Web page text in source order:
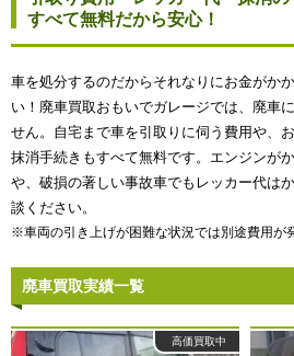
すべて無料だから安心！
車を処分するのだからそれなりにお金がか
い！廃車買取おもいでガレージでは、廃車
せん。自宅まで車を引取りに伺う費用や、
抹消手続きもすべて無料です。エンジンが
や、破損の著しい事故車でもレッカー代は
談ください。
※車両の引き上げが困難な状況では別途費用が
廃車買取実績一覧
高価買取中